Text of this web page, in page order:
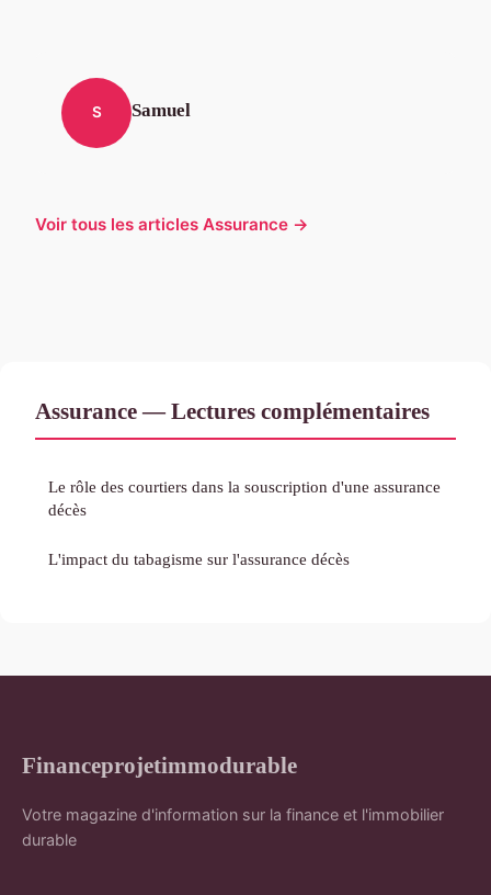
S Samuel
Voir tous les articles Assurance →
Assurance — Lectures complémentaires
Le rôle des courtiers dans la souscription d'une assurance
décès
L'impact du tabagisme sur l'assurance décès
Financeprojetimmodurable
Votre magazine d'information sur la finance et l'immobilier
durable